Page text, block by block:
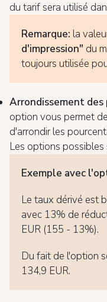
du tarif sera utilisé
Remarque: la
d'impression" du
toujours utilisée
Arrondissement des
option vous permet
d'arrondir les
Les options
Exemple avec
Le taux dérivé est
avec 13% de
EUR (155 - 13%).
Du fait de l'option
134,9 EUR.